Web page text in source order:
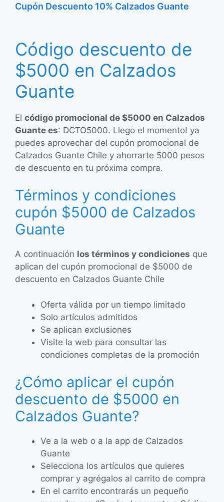
Cupón Descuento 10% Calzados Guante
Código descuento de
$5000 en Calzados
Guante
El código promocional de $5000 en Calzados
Guante es: DCTO5000. Llego el momento! ya
puedes aprovechar del cupón promocional de
Calzados Guante Chile y ahorrarte 5000 pesos
de descuento en tu próxima compra.
Términos y condiciones
cupón $5000 de Calzados
Guante
A continuación los términos y condiciones que
aplican del cupón promocional de $5000 de
descuento en Calzados Guante Chile
Oferta válida por un tiempo limitado
Solo artículos admitidos
Se aplican exclusiones
Visite la web para consultar las
condiciones completas de la promoción
¿Cómo aplicar el cupón
descuento de $5000 en
Calzados Guante?
Ve a la web o a la app de Calzados
Guante
Selecciona los artículos que quieres
comprar y agrégalos al carrito de compra
En el carrito encontrarás un pequeño